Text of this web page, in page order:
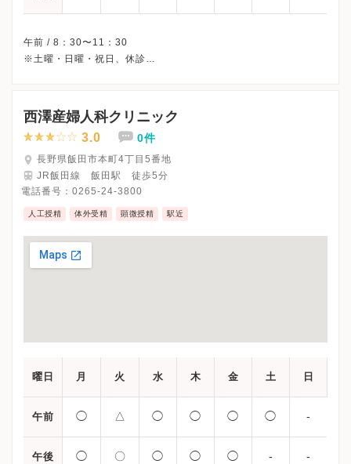
午前 / 8：30〜11：30
※土曜・日曜・祝日、休診
※詳細はクリニックHPを確認、または直接お問い合わせくださ
西澤産婦人科クリニック
3.0 0件
長野県飯田市本町4丁目5番地
JR飯田線 飯田駅 徒歩5分
電話番号： 0265-24-3800
人工授精 体外受精 顕微授精 駅近
曜日 月 火 水 木 金 土 日
午前 ◯ △ ◯ ◯ ◯ ◯ -
午後 ◯ 〇 ◯ ◯ ◯ - -